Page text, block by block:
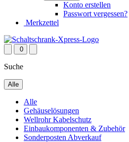
Konto erstellen
Passwort vergessen?
Merkzettel
0
Suche
Alle
Alle
Gehäuselösungen
Wellrohr Kabelschutz
Einbaukomponenten & Zubehör
Sonderposten Abverkauf